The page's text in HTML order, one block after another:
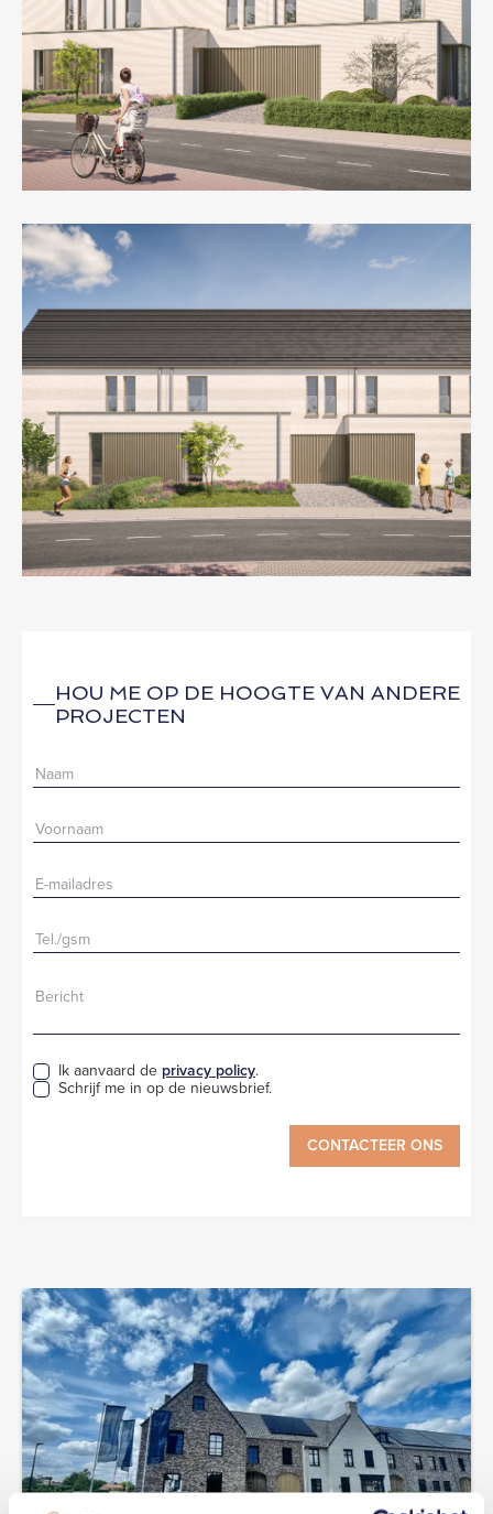
HOU ME OP DE HOOGTE VAN ANDERE
PROJECTEN
Ik aanvaard de privacy policy.
Schrijf me in op de nieuwsbrief.